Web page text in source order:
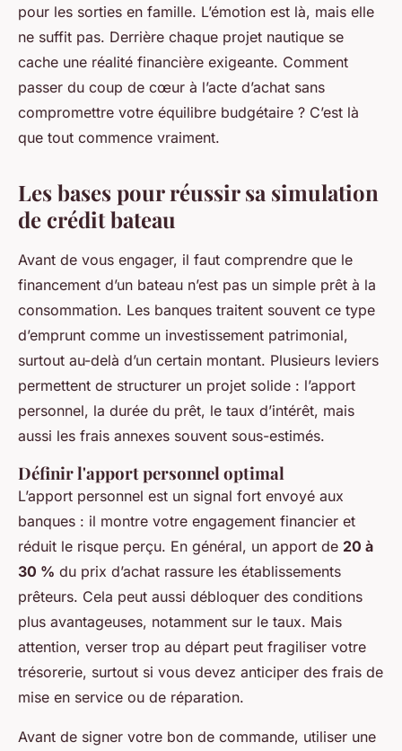
bateau
Imran• 08/04/2026 16:19•12 min de lecture
pour les sorties en famille. L’émotion est là, mais elle
ne suffit pas. Derrière chaque projet nautique se
cache une réalité financière exigeante. Comment
passer du coup de cœur à l’acte d’achat sans
compromettre votre équilibre budgétaire ? C’est là
que tout commence vraiment.
Les bases pour réussir sa simulation
de crédit bateau
Avant de vous engager, il faut comprendre que le
financement d’un bateau n’est pas un simple prêt à la
consommation. Les banques traitent souvent ce type
d’emprunt comme un investissement patrimonial,
surtout au-delà d’un certain montant. Plusieurs leviers
permettent de structurer un projet solide : l’apport
personnel, la durée du prêt, le taux d’intérêt, mais
aussi les frais annexes souvent sous-estimés.
Définir l'apport personnel optimal
L’apport personnel est un signal fort envoyé aux
banques : il montre votre engagement financier et
réduit le risque perçu. En général, un apport de 20 à
30 % du prix d’achat rassure les établissements
prêteurs. Cela peut aussi débloquer des conditions
plus avantageuses, notamment sur le taux. Mais
attention, verser trop au départ peut fragiliser votre
trésorerie, surtout si vous devez anticiper des frais de
mise en service ou de réparation.
Avant de signer votre bon de commande, utiliser une